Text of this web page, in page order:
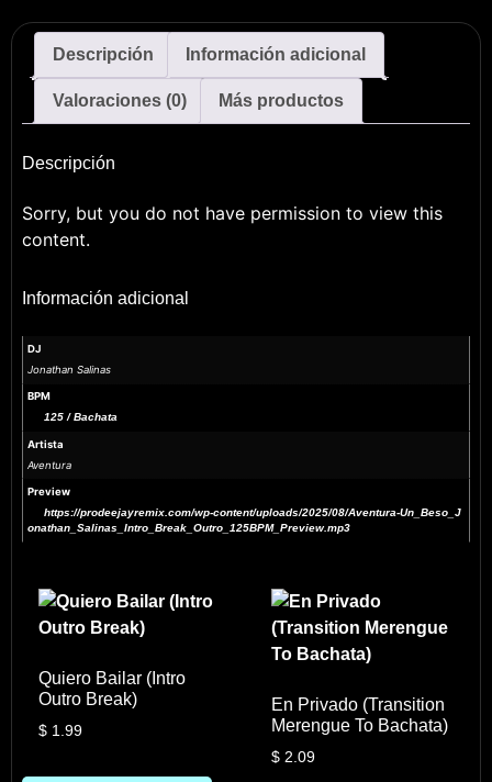
Descripción Información adicional
Valoraciones (0) Más productos
Descripción
Sorry, but you do not have permission to view this
content.
Información adicional
DJ
Jonathan Salinas
BPM
125 / Bachata
Artista
Aventura
Preview
https://prodeejayremix.com/wp-content/uploads/2025/08/Aventura-Un_Beso_J
onathan_Salinas_Intro_Break_Outro_125BPM_Preview.mp3
Quiero Bailar (Intro
Outro Break)
$1.99
En Privado (Transition
Merengue To Bachata)
$ 2.09